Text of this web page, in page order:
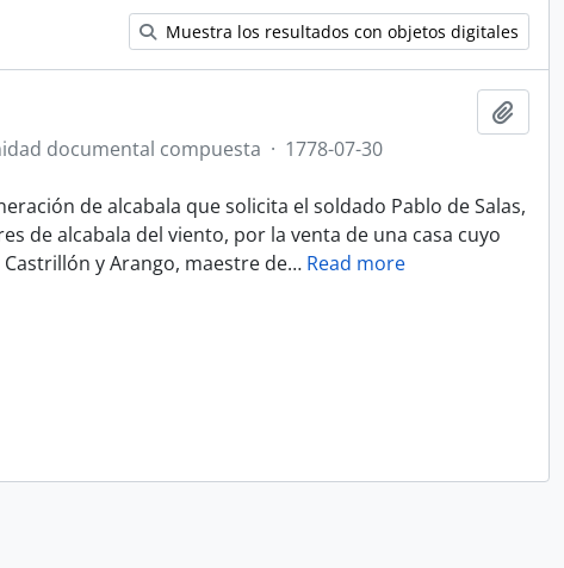
Muestra los resultados con objetos digitales
documental compuesta · 1778-07-30
de alcabala que solicita el soldado Pablo de Salas,
de alcabala del viento, por la venta de una casa cuyo
y Arango, maestre de… Read more